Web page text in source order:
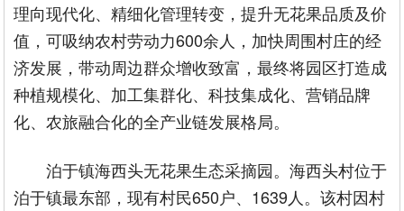
理向现代化、精细化管理转变，提升无花果品质及价
值，可吸纳农村劳动力600余人，加快周围村庄的经
济发展，带动周边群众增收致富，最终将园区打造成
种植规模化、加工集群化、科技集成化、营销品牌
化、农旅融合化的全产业链发展格局。
泊于镇海西头无花果生态采摘园。海西头村位于
泊于镇最东部，现有村民650户、1639人。该村因村